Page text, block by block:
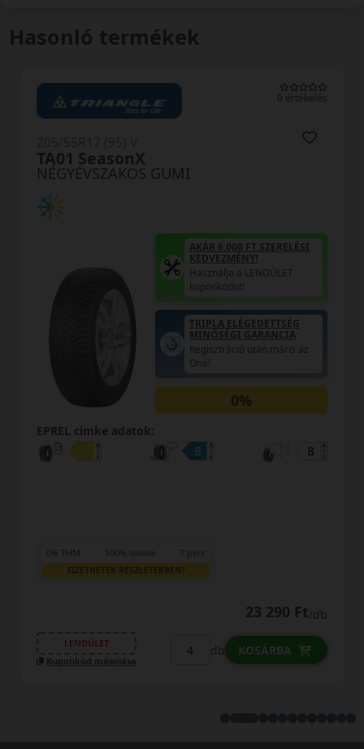
Hasonló termékek
0 értékelés
NÉGYÉVSZAKOS GUMI
TA01 SeasonX
AKÁR 6.000 FT SZERELÉSI
KEDVEZMÉNY!
Használja a LENDÜLET
kuponkódot!
TRIPLA ELÉGEDETTSÉG
MINŐSÉGI GARANCIA
Regisztráció után máris az
Öné!
0%
EPREL cimke adatok:
0% THM 100% online 7 perc
FIZETHETEK RÉSZLETEKBEN?
23 290 Ft/db
LENDÜLET
Kuponkód másolása
db KOSÁRBA